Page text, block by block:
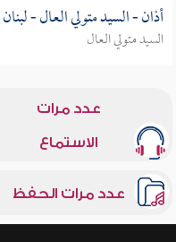
أذان - السيد متولي العال - لبنان
السيد متولي العال
عدد مرات
الاستماع
عدد مرات الحفظ